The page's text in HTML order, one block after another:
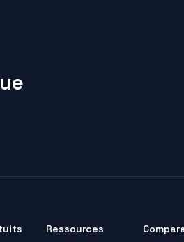
Ressources